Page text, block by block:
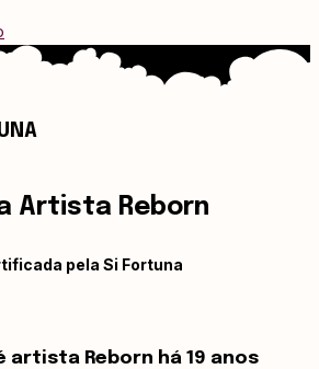
Artista Reborn
pela Si Fortuna
artista Reborn há 19 anos